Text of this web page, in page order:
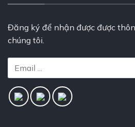
Đăng ký để nhận được được
chúng tôi.